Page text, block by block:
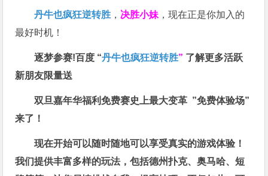
丹牛也疯狂逆转胜 ， 决胜小妹 ，现在正是你加入的
最好时机！
逐梦参赛!百度 “丹牛也疯狂逆转胜” 了解更多活跃
新朋友限量送
双旦嘉年华福利免费赛史上最大变革 ”免费体验场”
来了！
现在开始可以随时随地可以享受真实的游戏体验！
我们提供丰富多样的玩法，包括德州扑克、奥马哈、短